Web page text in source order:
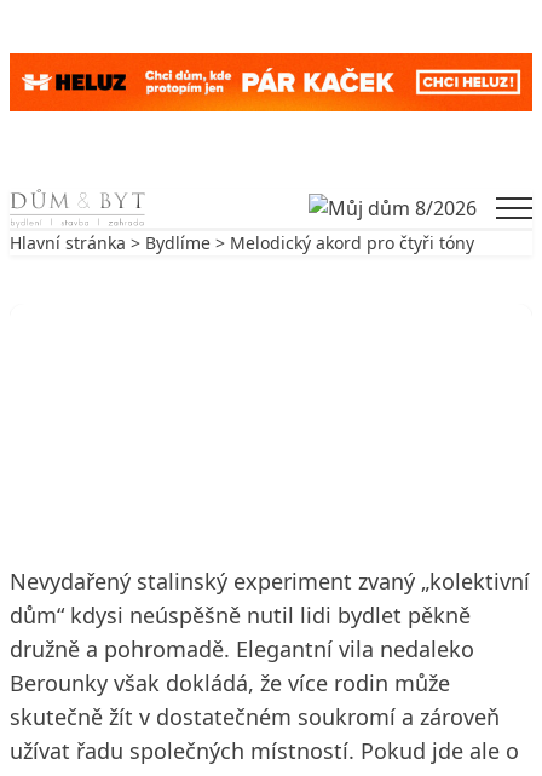
Skip to content
Hlavní stránka > Bydlíme > Melodický akord pro čtyři tóny
Nevydařený stalinský experiment zvaný „kolektivní
dům“ kdysi neúspěšně nutil lidi bydlet pěkně
družně a pohromadě. Elegantní vila nedaleko
Berounky však dokládá, že více rodin může
skutečně žít v dostatečném soukromí a zároveň
užívat řadu společných místností. Pokud jde ale o